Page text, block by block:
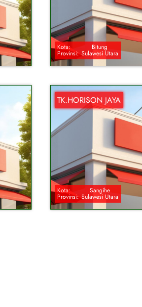
Kota: Bitung
Provinsi: Sulawesi Utara
TK.HORISON JAYA
Kota: Sangihe
Provinsi: Sulawesi Utara